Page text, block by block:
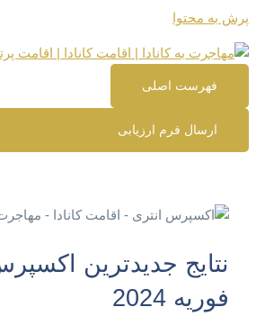
پرش به محتوا
فهرست اصلی
ارسال فرم ارزیابی
نتایج جدیدترین
فوریه 2024